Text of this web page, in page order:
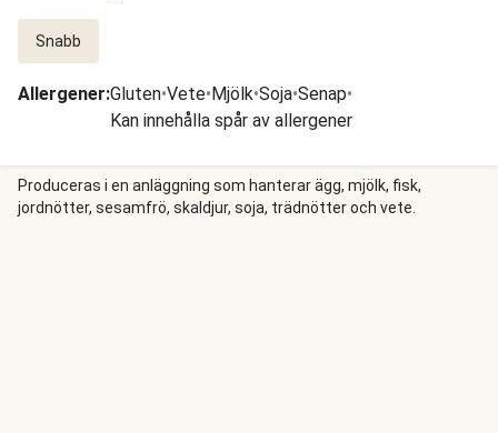
Snabb
Allergener:Gluten•Vete•Mjölk•Soja•Senap•
Kan innehålla spår av allergener
Produceras i en anläggning som hanterar ägg, mjölk, fisk,
jordnötter, sesamfrö, skaldjur, soja, trädnötter och vete.